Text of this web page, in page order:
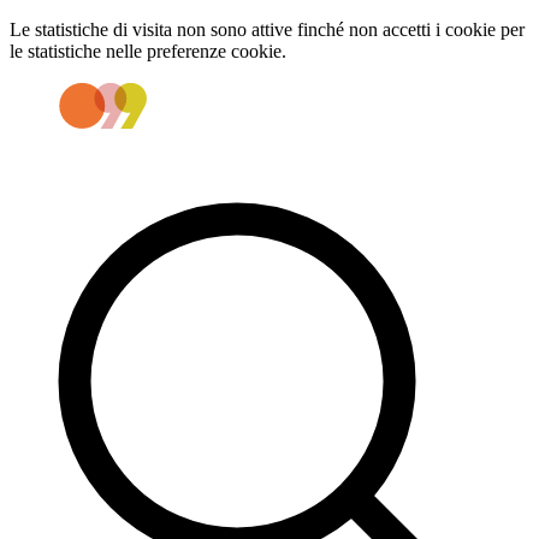
Le statistiche di visita non sono attive finché non accetti i cookie per
le statistiche nelle preferenze cookie.